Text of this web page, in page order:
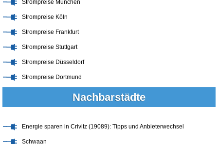
Strompreise München
Strompreise Köln
Strompreise Frankfurt
Strompreise Stuttgart
Strompreise Düsseldorf
Strompreise Dortmund
Nachbarstädte
Energie sparen in Crivitz (19089): Tipps und Anbieterwechsel
Schwaan